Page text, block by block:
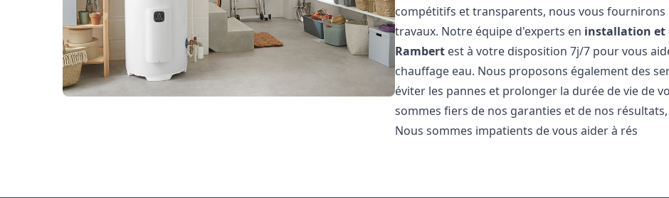
compétitifs et transparents, nous vous fournirons
travaux. Notre équipe d'experts en installation et
Rambert est à votre disposition 7j/7 pour vous
chauffage eau. Nous proposons également des
éviter les pannes et prolonger la durée de vie de
sommes fiers de nos garanties et de nos
Nous sommes impatients de vous aider à rés